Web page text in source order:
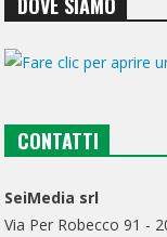
DOVE SIAMO
CONTATTI
SeiMedia srl
Via Per Robecco 91 -